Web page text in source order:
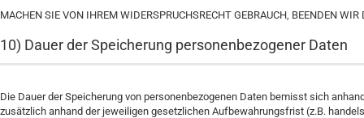
MACHEN SIE VON IHREM WIDERSPRUCHSRECHT GEBRAUCH, BEENDEN
10) Dauer der Speicherung personenbezogener Daten
Die Dauer der Speicherung von personenbezogenen Daten bemisst sich
zusätzlich anhand der jeweiligen gesetzlichen Aufbewahrungsfrist (z.B.